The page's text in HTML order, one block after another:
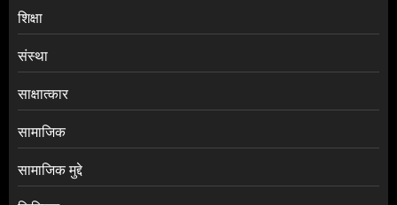
शिक्षा
संस्था
साक्षात्कार
सामाजिक
सामाजिक मुद्दे